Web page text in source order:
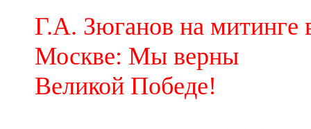
Г.А. Зюганов на митинге
Москве: Мы верны
Великой Победе!